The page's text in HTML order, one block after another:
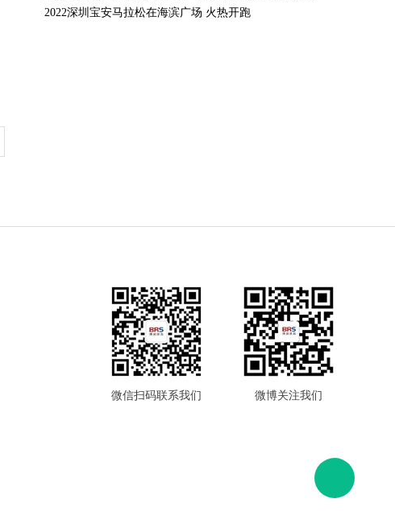
2022深圳宝安马拉松在海滨广场 火热开跑
微信扫码联系我们 微博关注我们